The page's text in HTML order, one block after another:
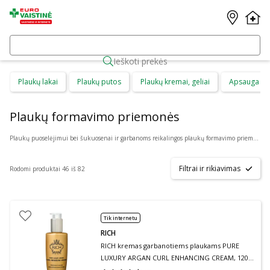
Ieškoti prekės
Plaukų lakai Plaukų putos Plaukų kremai, geliai Apsauga
Plaukų formavimo priemonės
Plaukų puoselėjimui bei šukuosenai ir garbanoms reikalingos plaukų formavimo priemonės. Mūsų internetinėje vaistinėje, sau patogiu metu, išvengdami eilių internetu galite pirkti: gelius, kremus, lakus, purškiklius, putas ir kitas priemones garbanoms formuoti. Rinkitės tarp gausaus
Rodomi produktai 46 iš 82 Filtrai ir rikiavimas
Tik internetu
RICH
RICH kremas garbanotiems plaukams PURE
LUXURY ARGAN CURL ENHANCING CREAM, 120